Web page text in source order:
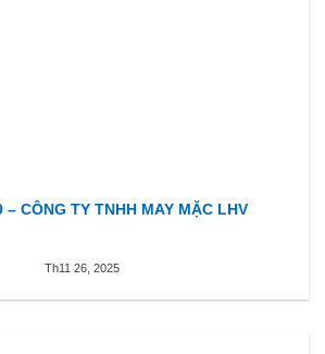
– CÔNG TY TNHH MAY MẶC LHV
Th11 26, 2025